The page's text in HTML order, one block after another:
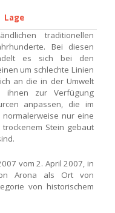
Lage
traditionellen
Bei diesen
es sich bei den
um schlechte Linien
an die in der Umwelt
ihnen zur Verfügung
anpassen, die im
nur eine
Stein gebaut
vom 2. April 2007, in
Arona als Ort von
von historischem